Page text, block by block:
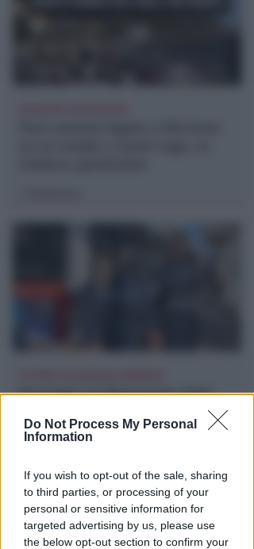
Do Not Process My Personal
Information
If you wish to opt-out of the sale, sharing
to third parties, or processing of your
personal or sensitive information for
targeted advertising by us, please use
the below opt-out section to confirm your
Borseggi sul Metromare, ladri
esperto di un agente